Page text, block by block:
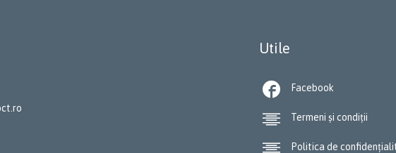
Utile
 Facebook
 Termeni și condiții
 Politica de